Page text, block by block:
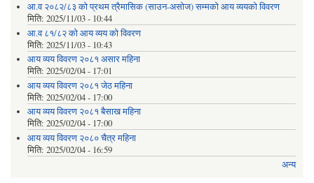
आ.व २०८२/८३ को प्रथम त्रैमासिक (साउन-असोज) सम्मको आय व्ययको विवरण
मिति: 2025/11/03 - 10:44
आ.व ८१/८२ को आय व्यय को विवरण
मिति: 2025/11/03 - 10:43
आय व्यय विवरण २०८१ असार महिना
मिति: 2025/02/04 - 17:01
आय व्यय विवरण २०८१ जेठ महिना
मिति: 2025/02/04 - 17:00
आय व्यय विवरण २०८१ बैसाख महिना
मिति: 2025/02/04 - 17:00
आय व्यय विवरण २०८० चैत्र महिना
मिति: 2025/02/04 - 16:59
अन्य